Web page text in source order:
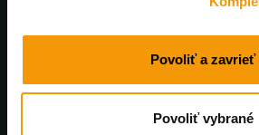
Povoliť a zavrieť
Povoliť vybrané
Tovar skladom doručíme do 48